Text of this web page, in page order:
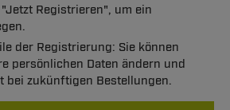
Registrieren", um ein
der Registrierung: Sie können
persönlichen Daten ändern und
bei zukünftigen Bestellungen.